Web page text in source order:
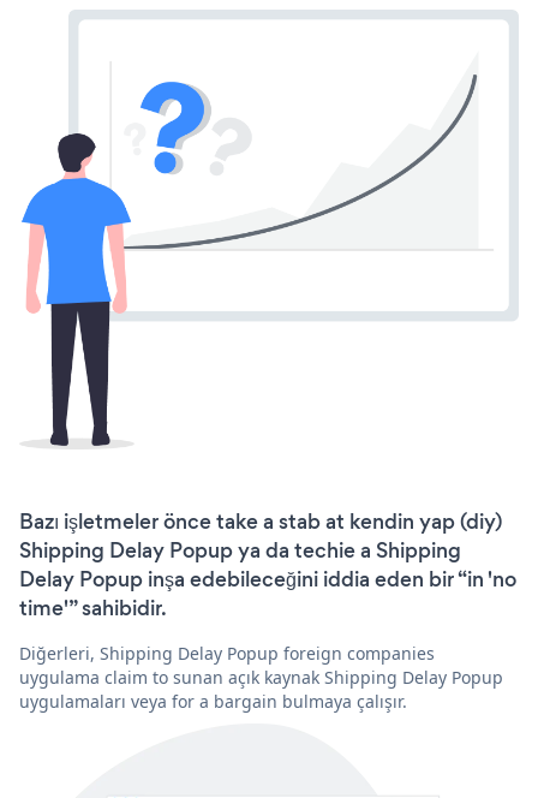
Bazı işletmeler önce take a stab at kendin yap (diy)
Shipping Delay Popup ya da techie a Shipping
Delay Popup inşa edebileceğini iddia eden bir “in 'no
time'” sahibidir.
Diğerleri, Shipping Delay Popup foreign companies
uygulama claim to sunan açık kaynak Shipping Delay Popup
uygulamaları veya for a bargain bulmaya çalışır.